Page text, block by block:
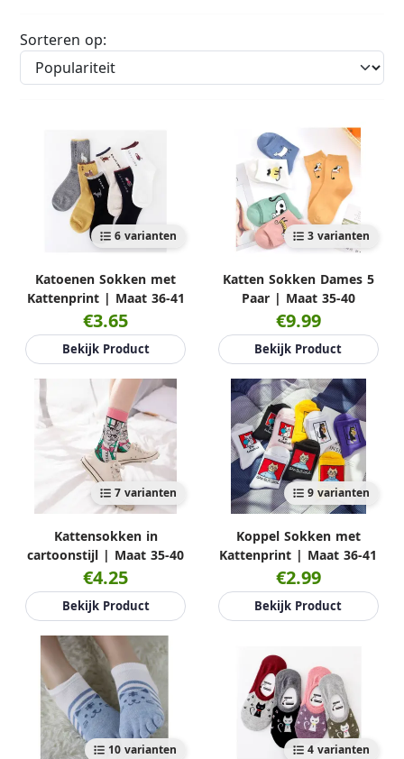
Sorteren op:
6 varianten
Katoenen Sokken met
Kattenprint | Maat 36-41
€3.65
Bekijk Product
3 varianten
Katten Sokken Dames 5
Paar | Maat 35-40
€9.99
Bekijk Product
7 varianten
Kattensokken in
cartoonstijl | Maat 35-40
€4.25
Bekijk Product
9 varianten
Koppel Sokken met
Kattenprint | Maat 36-41
€2.99
Bekijk Product
10 varianten 4 varianten